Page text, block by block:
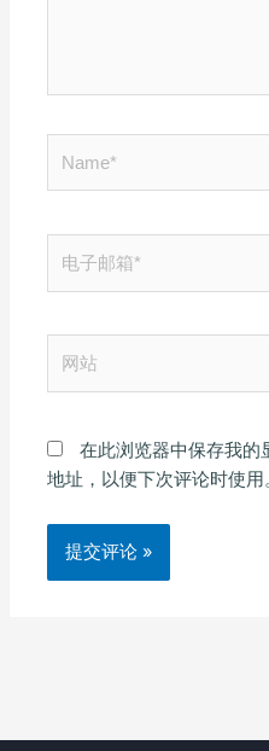
箱
站
在此浏览器中保存我的
地址，以便下次评论时使用